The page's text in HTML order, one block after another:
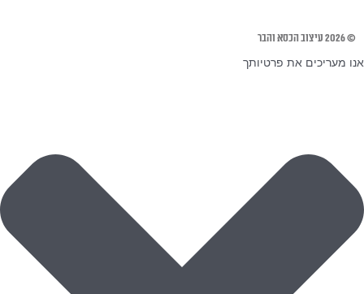
© 2026 עיצוב הכסא והבר
אנו מעריכים את פרטיותך